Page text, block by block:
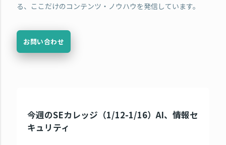
る、ここだけのコンテンツ・ノウハウを発信しています。
お問い合わせ
今週のSEカレッジ（1/12-1/16）AI、情報セ
キュリティ